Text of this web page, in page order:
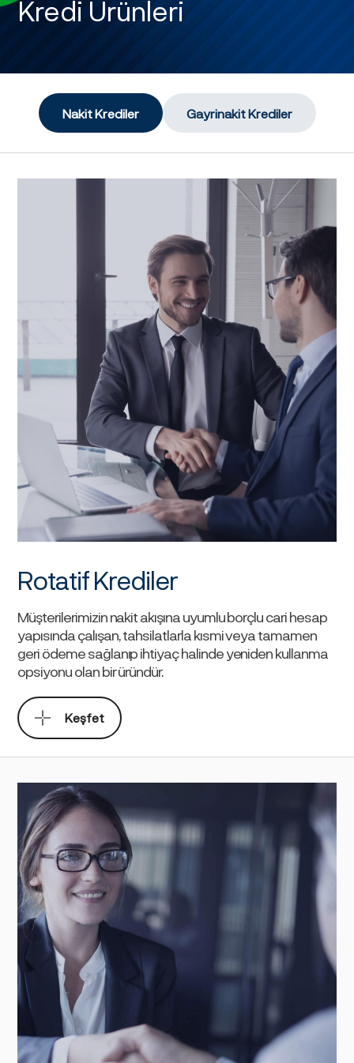
Kredi Ürünleri
Nakit Krediler Gayrinakit Krediler
Rotatif Krediler
Müşterilerimizin nakit akışına uyumlu borçlu cari hesap
yapısında çalışan, tahsilatlarla kısmi veya tamamen
geri ödeme sağlanıp ihtiyaç halinde yeniden kullanma
opsiyonu olan bir üründür.
Keşfet